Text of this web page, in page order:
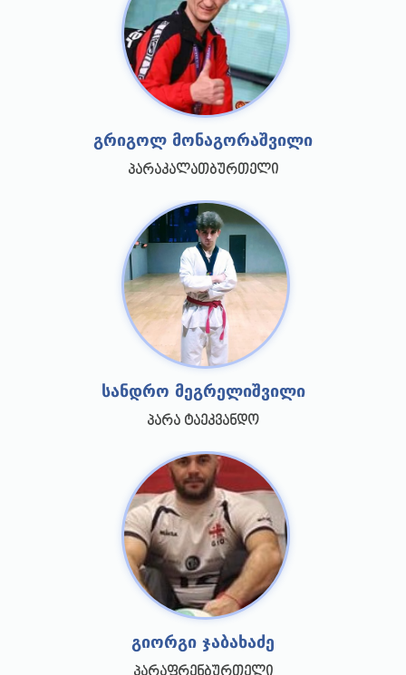
გრიგოლ მონაგორაშვილი
პარაკალათბურთელი
სანდრო მეგრელიშვილი
პარა ტაეკვანდო
გიორგი ჯაბახაძე